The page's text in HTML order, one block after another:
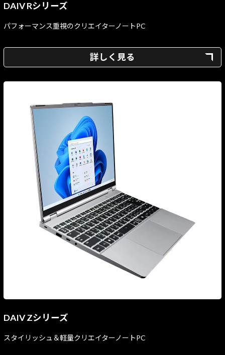
DAIV Rシリーズ
パフォーマンス重視のクリエイターノートPC
詳しく見る
DAIV Zシリーズ
スタイリッシュ＆軽量クリエイターノートPC